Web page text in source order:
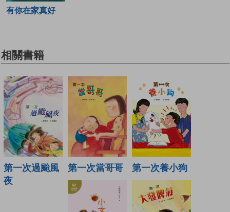
有你在家真好
相關書籍
第一次過颱風
夜
第一次當哥哥 第一次養小狗